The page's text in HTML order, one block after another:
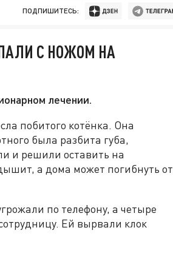
ПОДПИШИТЕСЬ:
С НОЖОМ НА
лечении.
побитого котёнка. Она
была разбита губа,
и решили оставить на
а дома может погибнуть от
по телефону, а четыре
Ей вырвали клок